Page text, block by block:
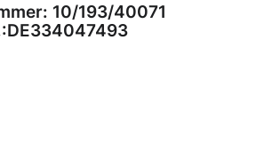
10/193/40071